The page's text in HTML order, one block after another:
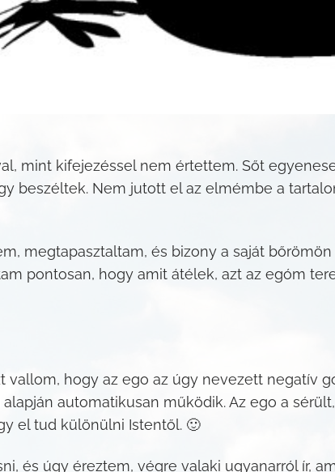
mint kifejezéssel nem értettem. Sőt
beszéltek. Nem jutott el az elmémbe a
megtapasztaltam, és bizony a saját
pontosan, hogy amit átélek, azt az egóm
vallom, hogy az ego az úgy nevezett negatív
automatikusan működik. Az ego a
el tud különülni Istentől. 🙂
és úgy éreztem, végre valaki ugyanarról ír,